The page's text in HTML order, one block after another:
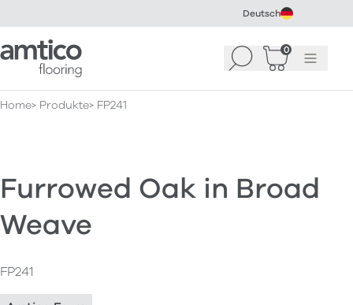
Deutsch
Amtico Flooring Suchen 0
WarenkorbMenü
Home Produkte FP241
Furrowed Oak in Broad
Weave
FP241